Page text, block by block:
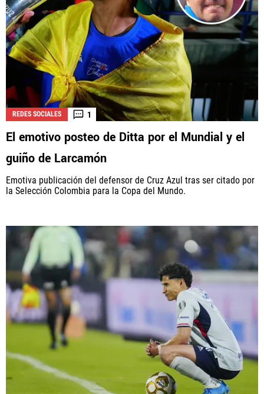
REDES SOCIALES 1
El emotivo posteo de Ditta por el Mundial y el
guiño de Larcamón
Emotiva publicación del defensor de Cruz Azul tras ser citado por
la Selección Colombia para la Copa del Mundo.